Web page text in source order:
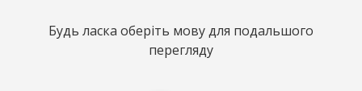
Будь ласка оберіть мову для подальшого
перегляду